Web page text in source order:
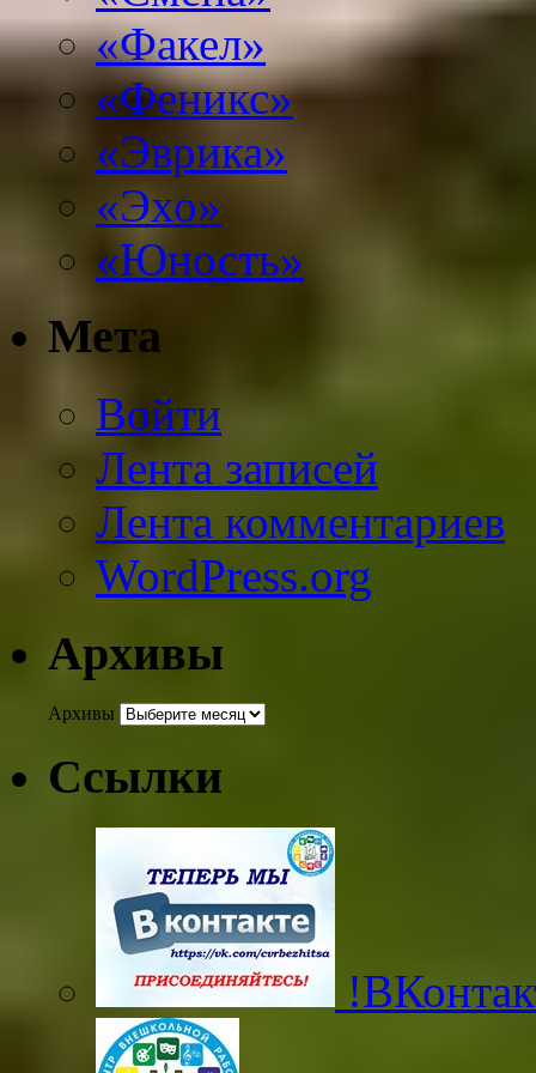
«Факел»
«Феникс»
«Эврика»
«Эхо»
«Юность»
Мета
Войти
Лента записей
Лента комментариев
WordPress.org
Архивы
Архивы
Ссылки